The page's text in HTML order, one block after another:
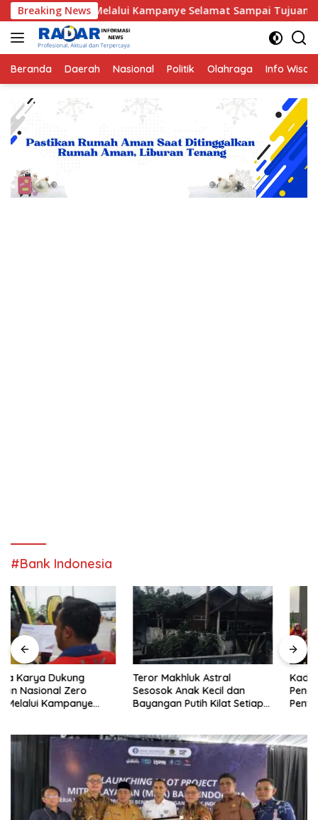
Langsung
ke
konten
Breaking News
Melalui Kampanye Selamat Sampai Tujuan (SETUJU)
Beranda Daerah Nasional Politik Olahraga Info
#Bank Indonesia
Teror Makhluk Astral
Sesosok Anak Kecil dan
Bayangan Putih Kilat Setiap
Kadis Kominfo:
Pendampingan Orang Tua
Penting di Tengah